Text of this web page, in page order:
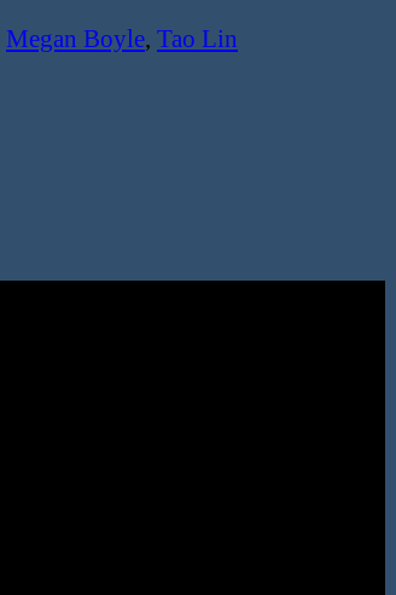
Megan Boyle, Tao Lin